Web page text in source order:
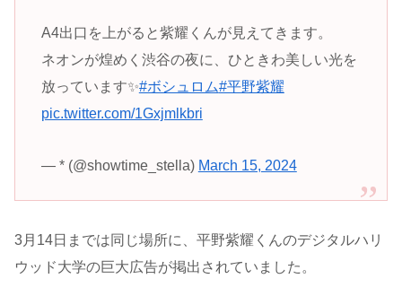
A4出口を上がると紫耀くんが見えてきます。
ネオンが煌めく渋谷の夜に、ひときわ美しい光を
放っています✨#ボシュロム#平野紫耀
pic.twitter.com/1Gxjmlkbri
— * (@showtime_stella) March 15, 2024
3月14日までは同じ場所に、平野紫耀くんのデジタルハリ
ウッド大学の巨大広告が掲出されていました。